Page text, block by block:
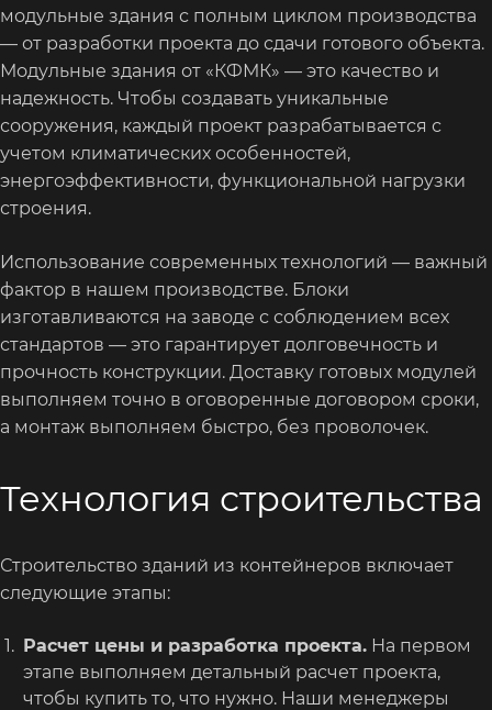
модульные здания с полным циклом производства
— от разработки проекта до сдачи готового объекта.
Модульные здания от «КФМК» — это качество и
надежность. Чтобы создавать уникальные
сооружения, каждый проект разрабатывается с
учетом климатических особенностей,
энергоэффективности, функциональной нагрузки
строения.
Использование современных технологий — важный
фактор в нашем производстве. Блоки
изготавливаются на заводе с соблюдением всех
стандартов — это гарантирует долговечность и
прочность конструкции. Доставку готовых модулей
выполняем точно в оговоренные договором сроки,
а монтаж выполняем быстро, без проволочек.
Технология строительства
Строительство зданий из контейнеров включает
следующие этапы:
Расчет цены и разработка проекта. На первом
этапе выполняем детальный расчет проекта,
чтобы купить то, что нужно. Наши менеджеры